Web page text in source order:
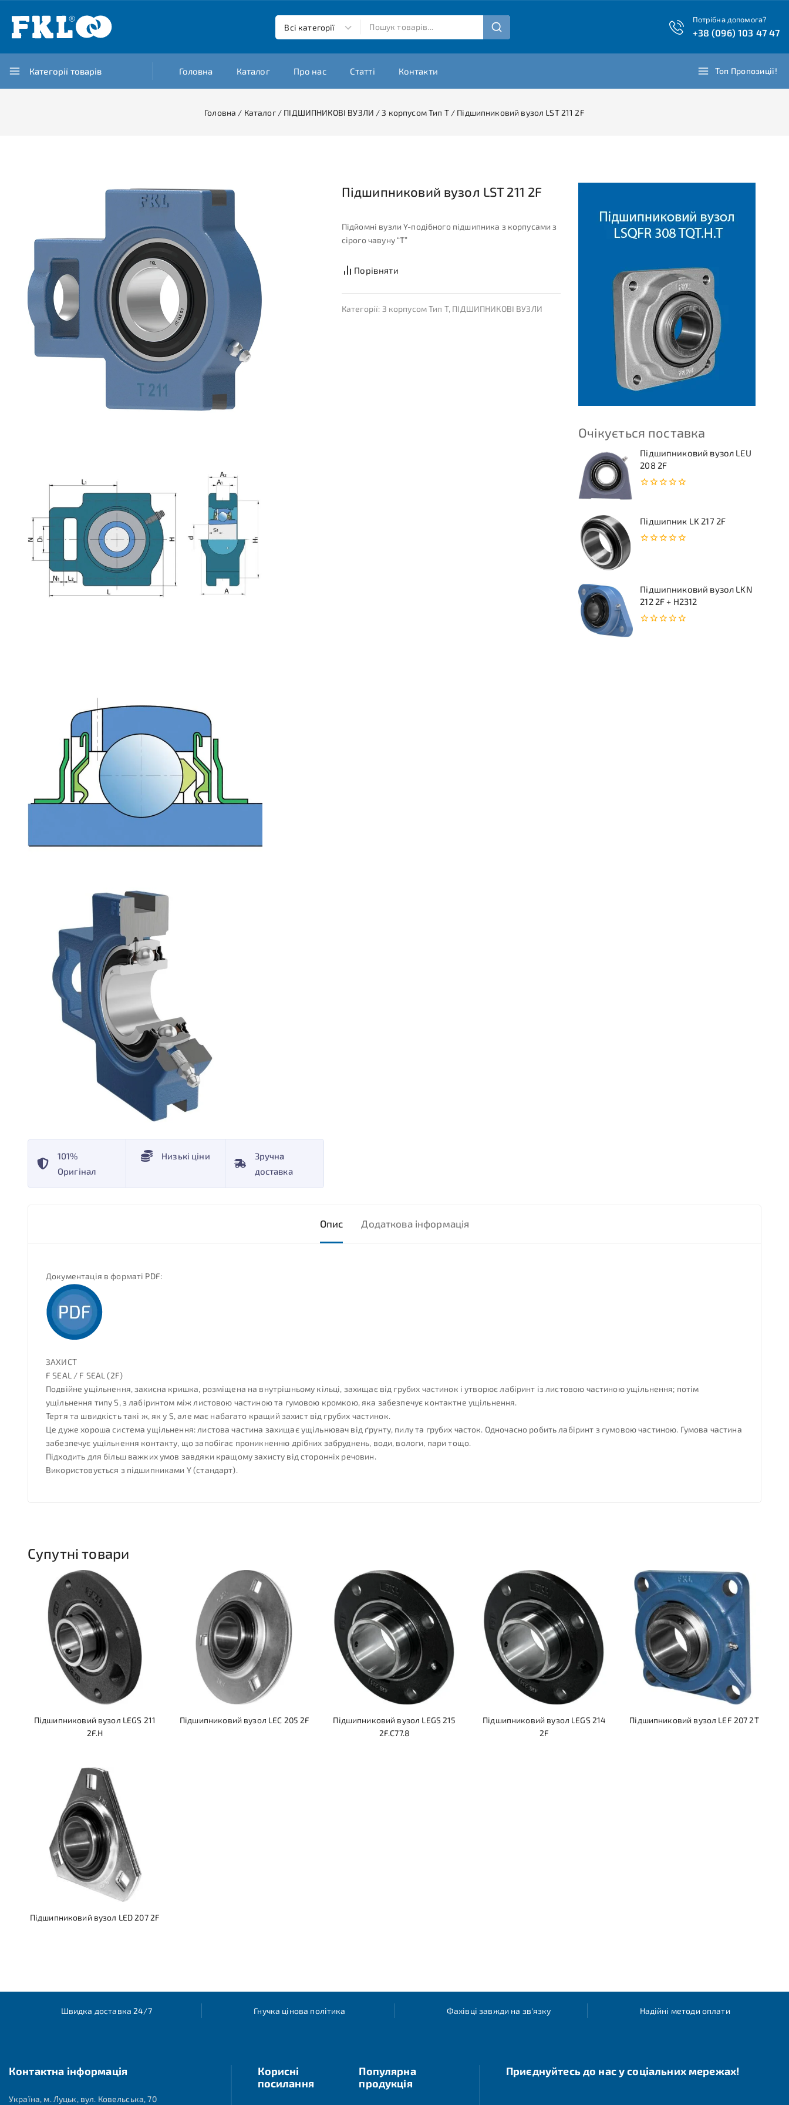
Потрібна допомога?
+38 (096) 103 47 47
Категорії товарів Головна Каталог Про нас Статті Контакти Топ Пропозиції!
Головна / Каталог / ПІДШИПНИКОВІ ВУЗЛИ / З корпусом Тип T / Підшипниковий вузол LST 211 2F
Очікується поставка
Підшипниковий вузол LEU
208 2F
Підшипник LK 217 2F
Підшипниковий вузол LKN
212 2F + H2312
101%
Оригінал
Низькі ціни
Зручна
доставка
Підшипниковий вузол LST 211 2F
Підйомні вузли Y-подібного підшипника з корпусами з
сірого чавуну “T”
Порівняти
Категорії: З корпусом Тип T, ПІДШИПНИКОВІ ВУЗЛИ
Опис Додаткова інформація
Документація в форматі PDF:
ЗАХИСТ
F SEAL / F SEAL (2F)
Подвійне ущільнення, захисна кришка, розміщена на внутрішньому кільці, захищає від грубих частинок і утворює лабіринт із листовою частиною ущільнення; потім
ущільнення типу S, з лабіринтом між листовою частиною та гумовою кромкою, яка забезпечує контактне ущільнення.
Тертя та швидкість такі ж, як у S, але має набагато кращий захист від грубих частинок.
Це дуже хороша система ущільнення: листова частина захищає ущільнювач від ґрунту, пилу та грубих часток. Одночасно робить лабіринт з гумовою частиною. Гумова частина
забезпечує ущільнення контакту, що запобігає проникненню дрібних забруднень, води, вологи, пари тощо.
Підходить для більш важких умов завдяки кращому захисту від сторонніх речовин.
Використовується з підшипниками Y (стандарт).
Супутні товари
Підшипниковий вузол LEGS 211
2F.H
Підшипниковий вузол LEC 205 2F
Підшипниковий вузол LEGS 215
2F.C77.8
Підшипниковий вузол LEGS 214
2F
Підшипниковий вузол LEF 207 2T
Підшипниковий вузол LED 207 2F
Швидка доставка 24/7 Гнучка цінова політика Фахівці завжди на зв'язку Надійні методи оплати
Контактна інформація
Україна, м. Луцьк, вул. Ковельська, 70
Корисні
посилання
Популярна
продукція
Приєднуйтесь до нас у соціальних мережах!